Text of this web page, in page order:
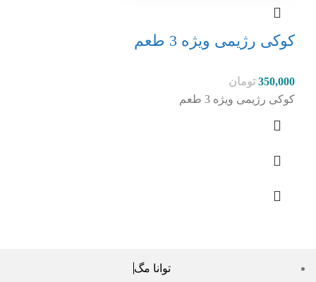
کوکی رژیمی ویژه 3 طعم
350,000 تومان
کوکی رژیمی ویژه 3 طعم
توانا مگ